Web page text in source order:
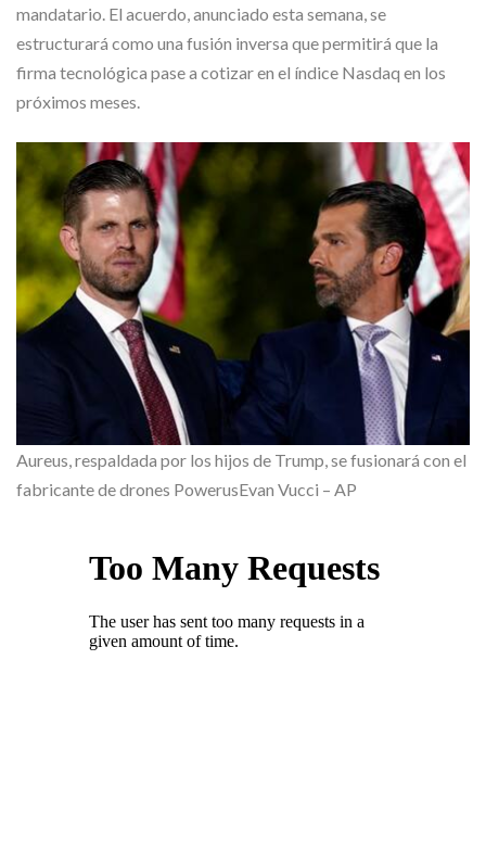
mandatario. El acuerdo, anunciado esta semana, se
estructurará como una fusión inversa que permitirá que la
firma tecnológica pase a cotizar en el índice Nasdaq en los
próximos meses.
Aureus, respaldada por los hijos de Trump, se fusionará con el
fabricante de drones PowerusEvan Vucci – AP